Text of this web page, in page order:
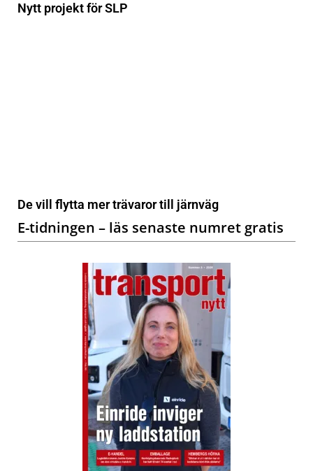
Nytt projekt för SLP
De vill flytta mer trävaror till järnväg
E-tidningen – läs senaste numret gratis